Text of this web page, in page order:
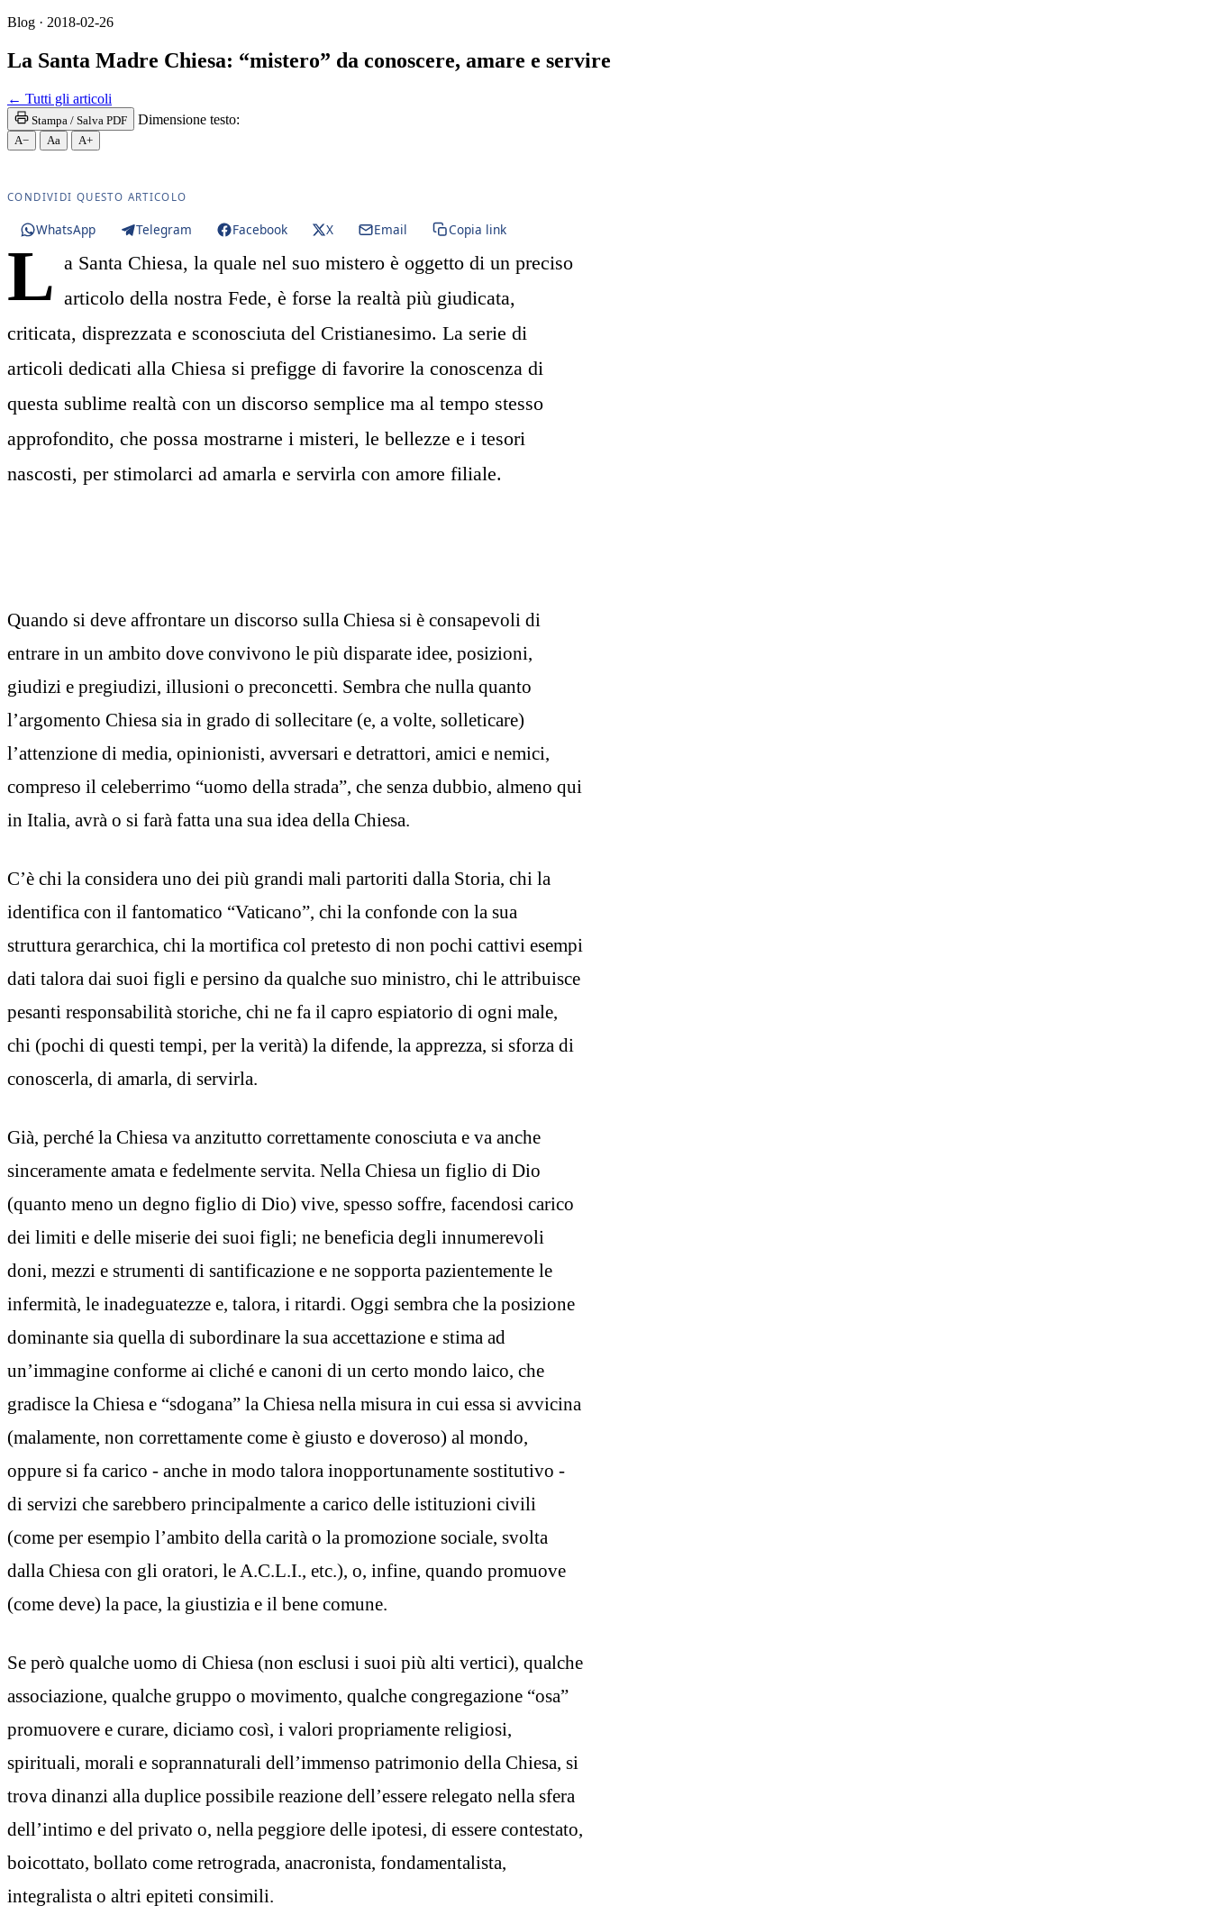
Blog · 2018-02-26
La Santa Madre Chiesa: “mistero” da conoscere, amare e servire
← Tutti gli articoli
Stampa / Salva PDF Dimensione testo:
A− Aa A+
CONDIVIDI QUESTO ARTICOLO
WhatsApp Telegram Facebook X Email Copia link
L a Santa Chiesa, la quale nel suo mistero è oggetto di un preciso
articolo della nostra Fede, è forse la realtà più giudicata,
criticata, disprezzata e sconosciuta del Cristianesimo. La serie di
articoli dedicati alla Chiesa si prefigge di favorire la conoscenza di
questa sublime realtà con un discorso semplice ma al tempo stesso
approfondito, che possa mostrarne i misteri, le bellezze e i tesori
nascosti, per stimolarci ad amarla e servirla con amore filiale.
Quando si deve affrontare un discorso sulla Chiesa si è consapevoli di
entrare in un ambito dove convivono le più disparate idee, posizioni,
giudizi e pregiudizi, illusioni o preconcetti. Sembra che nulla quanto
l’argomento Chiesa sia in grado di sollecitare (e, a volte, solleticare)
l’attenzione di media, opinionisti, avversari e detrattori, amici e nemici,
compreso il celeberrimo “uomo della strada”, che senza dubbio, almeno qui
in Italia, avrà o si farà fatta una sua idea della Chiesa.
C’è chi la considera uno dei più grandi mali partoriti dalla Storia, chi la
identifica con il fantomatico “Vaticano”, chi la confonde con la sua
struttura gerarchica, chi la mortifica col pretesto di non pochi cattivi esempi
dati talora dai suoi figli e persino da qualche suo ministro, chi le attribuisce
pesanti responsabilità storiche, chi ne fa il capro espiatorio di ogni male,
chi (pochi di questi tempi, per la verità) la difende, la apprezza, si sforza di
conoscerla, di amarla, di servirla.
Già, perché la Chiesa va anzitutto correttamente conosciuta e va anche
sinceramente amata e fedelmente servita. Nella Chiesa un figlio di Dio
(quanto meno un degno figlio di Dio) vive, spesso soffre, facendosi carico
dei limiti e delle miserie dei suoi figli; ne beneficia degli innumerevoli
doni, mezzi e strumenti di santificazione e ne sopporta pazientemente le
infermità, le inadeguatezze e, talora, i ritardi. Oggi sembra che la posizione
dominante sia quella di subordinare la sua accettazione e stima ad
un’immagine conforme ai cliché e canoni di un certo mondo laico, che
gradisce la Chiesa e “sdogana” la Chiesa nella misura in cui essa si avvicina
(malamente, non correttamente come è giusto e doveroso) al mondo,
oppure si fa carico - anche in modo talora inopportunamente sostitutivo -
di servizi che sarebbero principalmente a carico delle istituzioni civili
(come per esempio l’ambito della carità o la promozione sociale, svolta
dalla Chiesa con gli oratori, le A.C.L.I., etc.), o, infine, quando promuove
(come deve) la pace, la giustizia e il bene comune.
Se però qualche uomo di Chiesa (non esclusi i suoi più alti vertici), qualche
associazione, qualche gruppo o movimento, qualche congregazione “osa”
promuovere e curare, diciamo così, i valori propriamente religiosi,
spirituali, morali e soprannaturali dell’immenso patrimonio della Chiesa, si
trova dinanzi alla duplice possibile reazione dell’essere relegato nella sfera
dell’intimo e del privato o, nella peggiore delle ipotesi, di essere contestato,
boicottato, bollato come retrograda, anacronista, fondamentalista,
integralista o altri epiteti consimili.